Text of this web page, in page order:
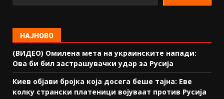
НАЈНОВО
(ВИДЕО) Омилена мета на украинските напади:
Ова би бил застрашувачки удар за Русија
Киев објави бројка која досега беше тајна: Еве
колку странски платеници војуваат против Русија